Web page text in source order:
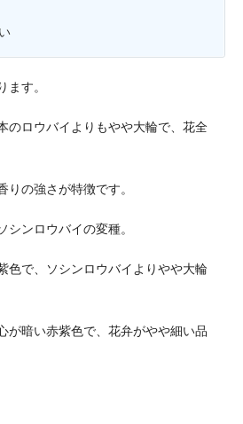
ます。
のロウバイよりもやや大輪で、花全
りの強さが特徴です。
シンロウバイの変種。
色で、ソシンロウバイよりやや大輪
が暗い赤紫色で、花弁がやや細い品